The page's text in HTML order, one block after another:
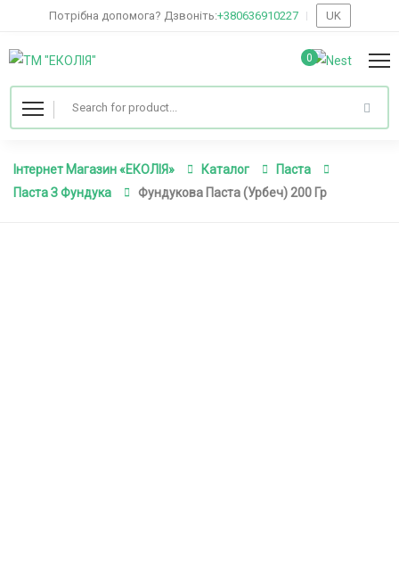
Потрібна допомога? Дзвоніть:+380636910227 UK
0
Інтернет Магазин «ЕКОЛІЯ» Каталог
Паста
Паста З Фундука
Фундукова Паста (Урбеч) 200 Гр